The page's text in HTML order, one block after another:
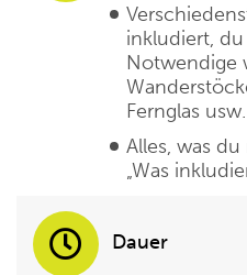
inkludiert, du
Notwendige
Fernglas
Alles, was
„Was
Dauer